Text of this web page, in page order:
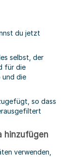
du jetzt
selbst, der
für die
und die
so dass
hinzufügen
verwenden,